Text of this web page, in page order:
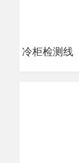
冷柜检测线